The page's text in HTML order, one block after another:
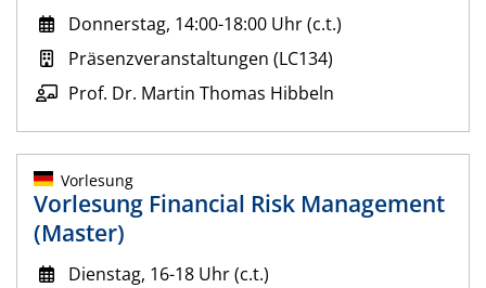
Donnerstag, 14:00-18:00 Uhr (c.t.)
Präsenzveranstaltungen (LC134)
Prof. Dr. Martin Thomas Hibbeln
Vorlesung
Vorlesung Financial Risk Management
(Master)
Dienstag, 16-18 Uhr (c.t.)